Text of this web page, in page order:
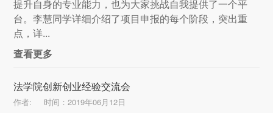
提升自身的专业能力，也为大家挑战自我提供了一个平
台。李慧同学详细介绍了项目申报的每个阶段，突出重
点，详...
查看更多
法学院创新创业经验交流会
作者: 时间：2019年06月12日